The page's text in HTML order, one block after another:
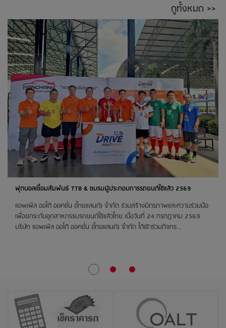
20สิงหาคม 2569
ห้างอู้ฟู่ จ.ขอนแก่น
ตลาด เอส มาร์เช่ (ตลาดยีราฟ) ระยอง
ศูนย์การค้า ซีคอนสแควร์
21สิงหาคม 2569
ติวานนท์
24สิงหาคม 2569
ตลาดฉัตรแก้ว พิษณุโลก
ติวานนท์
26สิงหาคม 2569
สต๊อกแอพเพิล นครราชสีมา
ดูทั้งหมด >>
ฟุตบอลเชื่อมสัมพันธ์ TTB & ชมรมผู้ประกอบการรถยนต์ใช้แล้ว 2569
แอพเพิล ออโต้ ออคชั่น (ไทยแลนด์) จำกัด ร่วมสร้างมิตรภาพและความร่วมมือ
เพื่อยกระดับอุตสาหกรรมรถยนต์ใช้แล้วไทย เมื่อวันที่ 24 กรกฎาคม 2569
บริษัท แอพเพิล ออโต้ ออคชั่น (ไทยแลนด์) จำกัด ได้เข้าร่วมกิจกร...